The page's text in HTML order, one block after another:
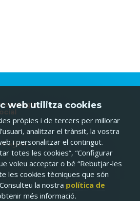
web utilitza cookies
pròpies i de tercers per millorar
analitzar el trànsit, la vostra
i personalitzar el contingut.
totes les cookies”, “Configurar
voleu acceptar o bé “Rebutjar-les
les cookies tècniques que són
la nostra política de
més informació.